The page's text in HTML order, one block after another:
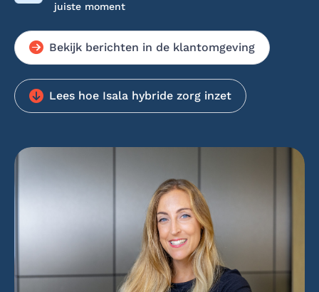
juiste moment
Bekijk berichten in de klantomgeving
Lees hoe Isala hybride zorg inzet